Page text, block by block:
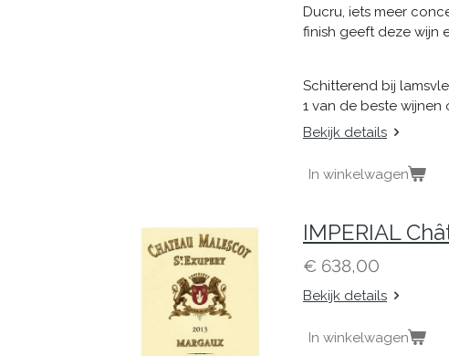
Ducru, iets meer
finish geeft deze wijn
Schitterend bij
1 van de beste
Bekijk details
In winkelwagen
IMPERIAL
€ 638,00
Bekijk details
In winkelwagen